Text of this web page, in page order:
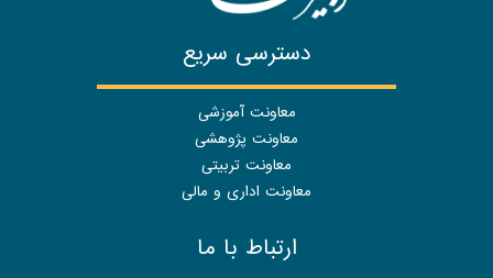
دسترسی سریع
معاونت آموزشی
معاونت پژوهشی
معاونت تربیتی
معاونت اداری و مالی
ارتباط با ما